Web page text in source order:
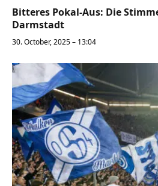
Bitteres Pokal-Aus: Die
Darmstadt
30. October, 2025 – 13:04